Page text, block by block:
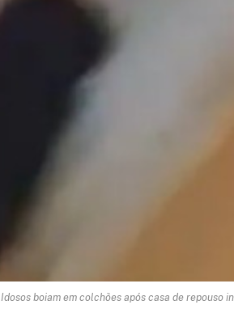
Idosos boiam em colchões após casa de repouso